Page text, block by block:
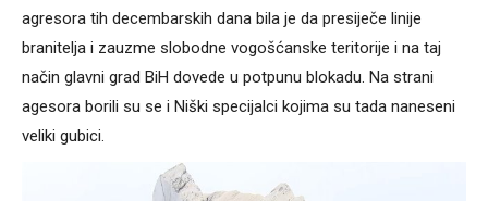
agresora tih decembarskih dana bila je da presiječe linije
branitelja i zauzme slobodne vogošćanske teritorije i na taj
način glavni grad BiH dovede u potpunu blokadu. Na strani
agesora borili su se i Niški specijalci kojima su tada naneseni
veliki gubici.